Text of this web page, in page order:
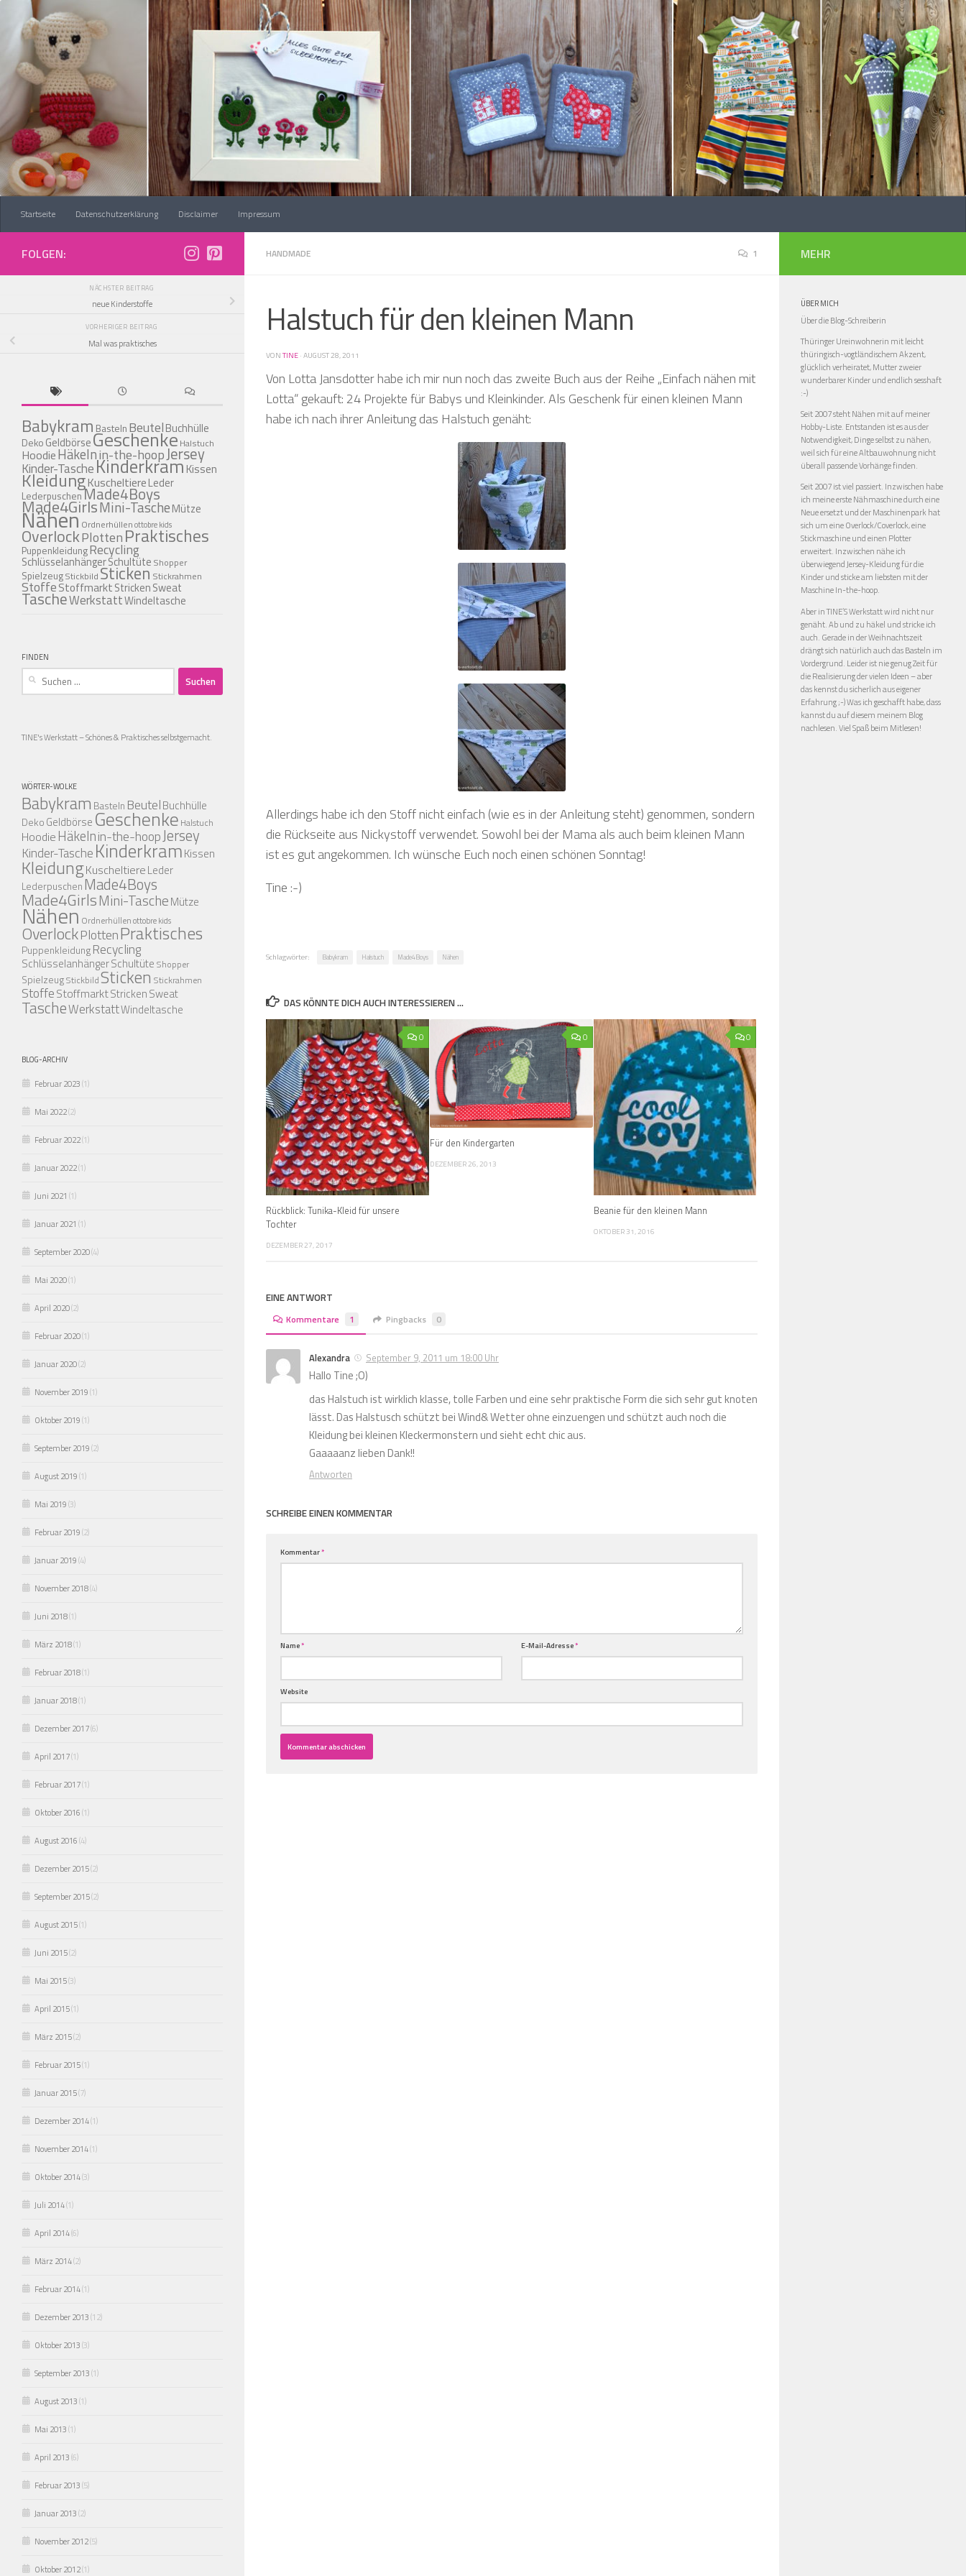
Zum Inhalt springen
Startseite Datenschutzerklärung Disclaimer Impressum
HANDMADE 1
Halstuch für den kleinen Mann
VONTINE·AUGUST 28, 2011
Von Lotta Jansdotter habe ich mir nun noch das zweite Buch aus der Reihe „Einfach nähen mit
Lotta“ gekauft: 24 Projekte für Babys und Kleinkinder. Als Geschenk für einen kleinen Mann
habe ich nach ihrer Anleitung das Halstuch genäht:
Allerdings habe ich den Stoff nicht einfach (wie es in der Anleitung steht) genommen, sondern
die Rückseite aus Nickystoff verwendet. Sowohl bei der Mama als auch beim kleinen Mann
ist es gut angekommen. Ich wünsche Euch noch einen schönen Sonntag!
Tine :-)
Schlagwörter: Babykram Halstuch Made4Boys Nähen
DAS KÖNNTE DICH AUCH INTERESSIEREN …
0
Rückblick: Tunika-Kleid für unsere
Tochter
DEZEMBER 27, 2017
0
Für den Kindergarten
DEZEMBER 26, 2013
0
Beanie für den kleinen Mann
OKTOBER 31, 2016
EINE ANTWORT
Kommentare 1 Pingbacks 0
Alexandra September 9, 2011 um 18:00 Uhr
Hallo Tine ;O)
das Halstuch ist wirklich klasse, tolle Farben und eine sehr praktische Form die sich sehr gut knoten
lässt. Das Halstusch schützt bei Wind& Wetter ohne einzuengen und schützt auch noch die
Kleidung bei kleinen Kleckermonstern und sieht echt chic aus.
Gaaaaanz lieben Dank!!
Antworten
SCHREIBE EINEN KOMMENTAR
Kommentar*
Name* E-Mail-Adresse*
Website
FOLGEN:
NÄCHSTER BEITRAG
neue Kinderstoffe
VORHERIGER BEITRAG
Mal was praktisches
Babykram Basteln BeutelBuchhülle
Deko GeldbörseGeschenke Halstuch
HoodieHäkelnin-the-hoopJersey
Kinder-TascheKinderkramKissen
KleidungKuscheltiereLeder
LederpuschenMade4Boys
Made4GirlsMini-TascheMütze
NähenOrdnerhüllenottobre kids
OverlockPlottenPraktisches
PuppenkleidungRecycling
SchlüsselanhängerSchultüte Shopper
SpielzeugStickbildStickenStickrahmen
StoffeStoffmarktStrickenSweat
TascheWerkstattWindeltasche
FINDEN
Suchen
nach:
TINE's Werkstatt – Schönes & Praktisches selbstgemacht.
WÖRTER-WOLKE
Babykram Basteln BeutelBuchhülle
Deko GeldbörseGeschenkeHalstuch
Hoodie Häkelnin-the-hoopJersey
Kinder-TascheKinderkramKissen
KleidungKuscheltiereLeder
Lederpuschen Made4Boys
Made4GirlsMini-TascheMütze
Nähen Ordnerhüllenottobre kids
OverlockPlottenPraktisches
Puppenkleidung Recycling
SchlüsselanhängerSchultüte Shopper
SpielzeugStickbildSticken Stickrahmen
StoffeStoffmarktStrickenSweat
TascheWerkstattWindeltasche
BLOG-ARCHIV
Februar 2023(1)
Mai 2022(2)
Februar 2022(1)
Januar 2022(1)
Juni 2021 (1)
Januar 2021 (1)
September 2020(4)
Mai 2020(1)
April 2020(2)
Februar 2020(1)
Januar 2020(2)
November 2019(1)
Oktober 2019(1)
September 2019(2)
August 2019(1)
Mai 2019(3)
Februar 2019(2)
Januar 2019(4)
November 2018(4)
Juni 2018(1)
März 2018(1)
Februar 2018(1)
Januar 2018(1)
Dezember 2017(6)
April 2017(1)
Februar 2017(1)
Oktober 2016(1)
August 2016(4)
Dezember 2015(2)
September 2015(2)
August 2015(1)
Juni 2015(2)
Mai 2015(3)
April 2015(1)
März 2015(2)
Februar 2015(1)
Januar 2015(7)
Dezember 2014(1)
November 2014(1)
Oktober 2014(3)
Juli 2014(1)
April 2014(6)
März 2014(2)
Februar 2014(1)
Dezember 2013(12)
Oktober 2013(3)
September 2013(1)
August 2013(1)
Mai 2013(1)
April 2013(6)
Februar 2013(5)
Januar 2013(2)
November 2012(5)
Oktober 2012(1)
MEHR
ÜBER MICH
Über die Blog-Schreiberin
Thüringer Ureinwohnerin mit leicht
thüringisch-vogtländischem Akzent,
glücklich verheiratet, Mutter zweier
wunderbarer Kinder und endlich sesshaft
:-)
Seit 2007 steht Nähen mit auf meiner
Hobby-Liste. Entstanden ist es aus der
Notwendigkeit, Dinge selbst zu nähen,
weil sich für eine Altbauwohnung nicht
überall passende Vorhänge finden.
Seit 2007 ist viel passiert. Inzwischen habe
ich meine erste Nähmaschine durch eine
Neue ersetzt und der Maschinenpark hat
sich um eine Overlock/Coverlock, eine
Stickmaschine und einen Plotter
erweitert. Inzwischen nähe ich
überwiegend Jersey-Kleidung für die
Kinder und sticke am liebsten mit der
Maschine In-the-hoop.
Aber in TINE’S Werkstatt wird nicht nur
genäht. Ab und zu häkel und stricke ich
auch. Gerade in der Weihnachtszeit
drängt sich natürlich auch das Basteln im
Vordergrund. Leider ist nie genug Zeit für
die Realisierung der vielen Ideen – aber
das kennst du sicherlich aus eigener
Erfahrung ;-) Was ich geschafft habe, dass
kannst du auf diesem meinem Blog
nachlesen. Viel Spaß beim Mitlesen!